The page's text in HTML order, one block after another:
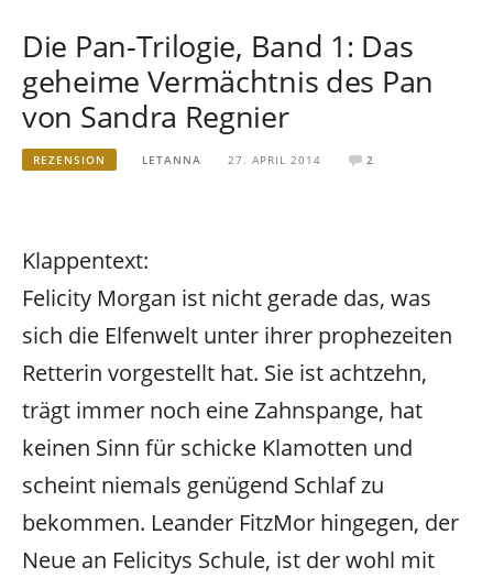
Die Pan-Trilogie, Band 1: Das
geheime Vermächtnis des Pan
von Sandra Regnier
REZENSION LETANNA 27. APRIL 2014 2
Klappentext:
Felicity Morgan ist nicht gerade das, was
sich die Elfenwelt unter ihrer prophezeiten
Retterin vorgestellt hat. Sie ist achtzehn,
trägt immer noch eine Zahnspange, hat
keinen Sinn für schicke Klamotten und
scheint niemals genügend Schlaf zu
bekommen. Leander FitzMor hingegen, der
Neue an Felicitys Schule, ist der wohl mit